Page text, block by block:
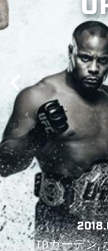
に
TDガーデン,